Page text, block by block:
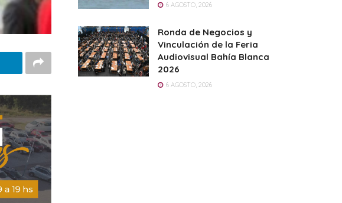
6 AGOSTO, 2026
Ronda de Negocios y
Vinculación de la Feria
Audiovisual Bahía Blanca
2026
6 AGOSTO, 2026